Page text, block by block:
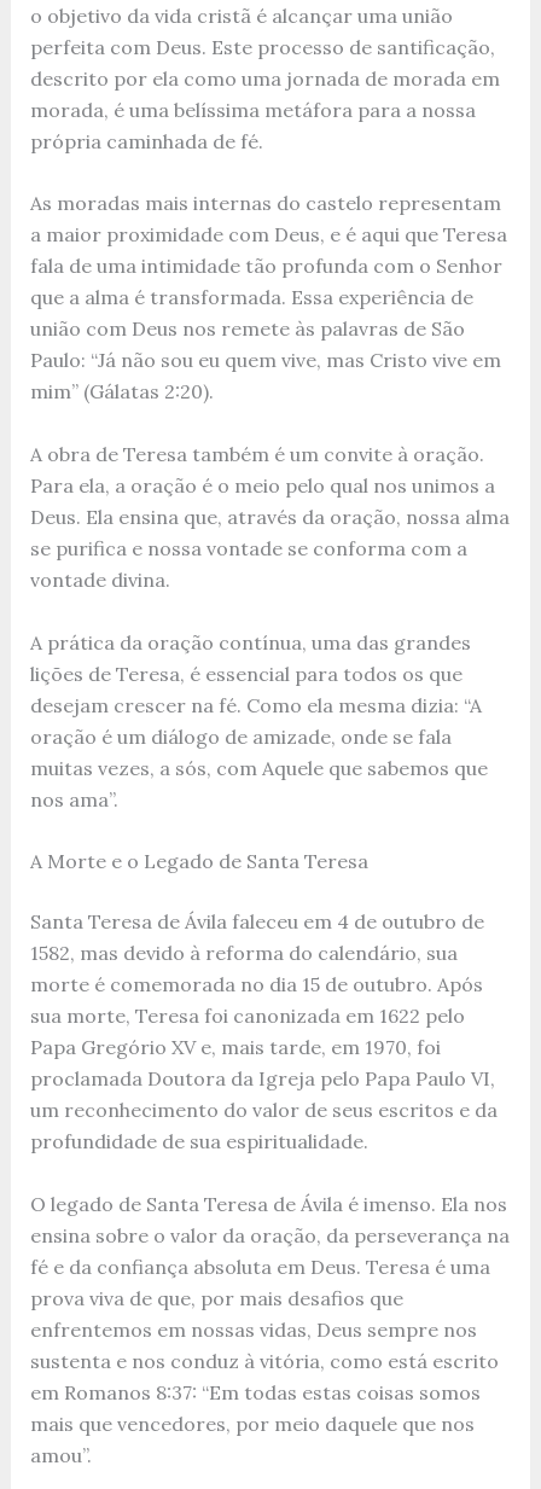
o objetivo da vida cristã é alcançar uma união
perfeita com Deus. Este processo de santificação,
descrito por ela como uma jornada de morada em
morada, é uma belíssima metáfora para a nossa
própria caminhada de fé.
As moradas mais internas do castelo representam
a maior proximidade com Deus, e é aqui que Teresa
fala de uma intimidade tão profunda com o Senhor
que a alma é transformada. Essa experiência de
união com Deus nos remete às palavras de São
Paulo: “Já não sou eu quem vive, mas Cristo vive em
mim” (Gálatas 2:20).
A obra de Teresa também é um convite à oração.
Para ela, a oração é o meio pelo qual nos unimos a
Deus. Ela ensina que, através da oração, nossa alma
se purifica e nossa vontade se conforma com a
vontade divina.
A prática da oração contínua, uma das grandes
lições de Teresa, é essencial para todos os que
desejam crescer na fé. Como ela mesma dizia: “A
oração é um diálogo de amizade, onde se fala
muitas vezes, a sós, com Aquele que sabemos que
nos ama”.
A Morte e o Legado de Santa Teresa
Santa Teresa de Ávila faleceu em 4 de outubro de
1582, mas devido à reforma do calendário, sua
morte é comemorada no dia 15 de outubro. Após
sua morte, Teresa foi canonizada em 1622 pelo
Papa Gregório XV e, mais tarde, em 1970, foi
proclamada Doutora da Igreja pelo Papa Paulo VI,
um reconhecimento do valor de seus escritos e da
profundidade de sua espiritualidade.
O legado de Santa Teresa de Ávila é imenso. Ela nos
ensina sobre o valor da oração, da perseverança na
fé e da confiança absoluta em Deus. Teresa é uma
prova viva de que, por mais desafios que
enfrentemos em nossas vidas, Deus sempre nos
sustenta e nos conduz à vitória, como está escrito
em Romanos 8:37: “Em todas estas coisas somos
mais que vencedores, por meio daquele que nos
amou”.